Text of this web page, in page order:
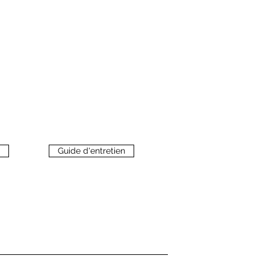
Guide d'entretien